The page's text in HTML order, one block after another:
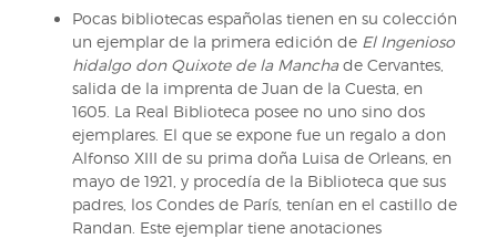
Pocas bibliotecas españolas tienen en su colección
un ejemplar de la primera edición de El Ingenioso
hidalgo don Quixote de la Manchade Cervantes,
salida de la imprenta de Juan de la Cuesta, en
1605. La Real Biblioteca posee no uno sino dos
ejemplares. El que se expone fue un regalo a don
Alfonso XIII de su prima doña Luisa de Orleans, en
mayo de 1921, y procedía de la Biblioteca que sus
padres, los Condes de París, tenían en el castillo de
Randan. Este ejemplar tiene anotaciones